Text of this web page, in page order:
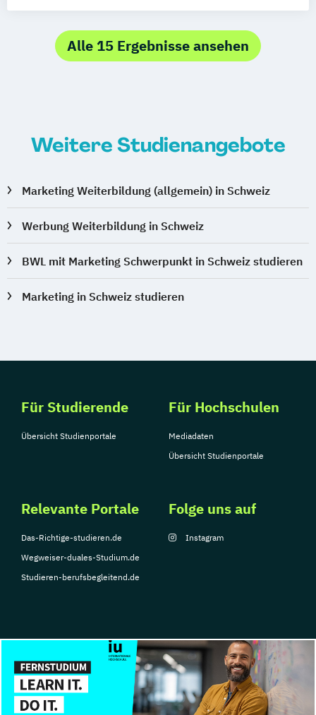
Horb am Neckar
Alle 15 Ergebnisse ansehen
Weitere Studienangebote
Marketing Weiterbildung (allgemein) in Schweiz
Werbung Weiterbildung in Schweiz
BWL mit Marketing Schwerpunkt in Schweiz studieren
Marketing in Schweiz studieren
Für Studierende
Übersicht Studienportale
Für Hochschulen
Mediadaten
Übersicht Studienportale
Relevante Portale
Das-Richtige-studieren.de
Wegweiser-duales-Studium.de
Studieren-berufsbegleitend.de
Folge uns auf
Instagram
© Copyright 2026, TarGroup Media GmbH
Impressum
Datenschutzerklärung Nutzungsbedingungen